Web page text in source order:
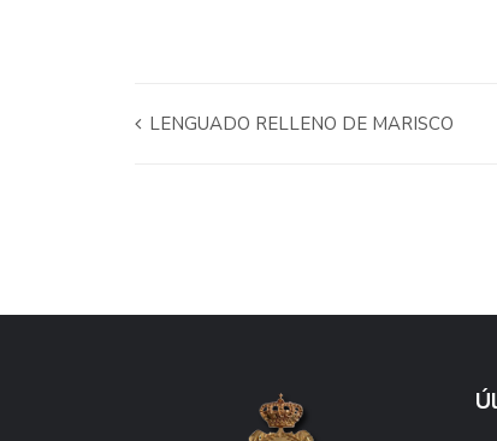
LENGUADO RELLENO DE MARISCO